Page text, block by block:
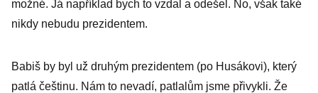
možné. Já například bych to vzdal a odešel. No, však také
nikdy nebudu prezidentem.
Babiš by byl už druhým prezidentem (po Husákovi), který
patlá češtinu. Nám to nevadí, patlalům jsme přivykli. Že